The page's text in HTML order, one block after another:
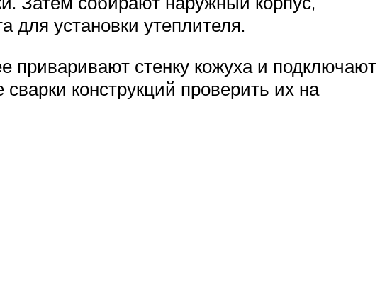
для установки утеплителя.
приваривают стенку кожуха и подключают
конструкций проверить их на